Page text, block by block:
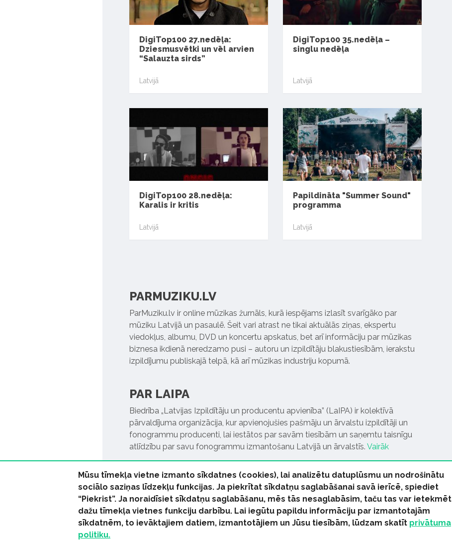
DigiTop100 27.nedēļa:
Dziesmusvētki un vēl arvien
“Salauzta sirds”
Latvijā
DigiTop100 35.nedēļa –
singlu nedēļa
Latvijā
DigiTop100 28.nedēļa:
Karalis ir kritis
Latvijā
Papildināta "Summer Sound"
programma
Latvijā
PARMUZIKU.LV
ParMuziku.lv ir online mūzikas žurnāls, kurā iespējams izlasīt svarīgāko par
mūziku Latvijā un pasaulē. Šeit vari atrast ne tikai aktuālās ziņas, ekspertu
viedokļus, albumu, DVD un koncertu apskatus, bet arī informāciju par mūzikas
biznesa ikdienā neredzamo pusi – autoru un izpildītāju blakustiesībām, ierakstu
izpildījumu publiskajā telpā, kā arī mūzikas industriju kopumā.
PAR LAIPA
Biedrība „Latvijas Izpildītāju un producentu apvienība” (LaIPA) ir kolektīvā
pārvaldījuma organizācija, kur apvienojušies pašmāju un ārvalstu izpildītāji un
fonogrammu producenti, lai iestātos par savām tiesībām un saņemtu taisnīgu
atlīdzību par savu fonogrammu izmantošanu Latvijā un ārvalstīs. Vairāk
© 2026 parmuziku.lv, visas tiesības paturētas
Mūsu tīmekļa vietne izmanto sīkdatnes (cookies), lai analizētu datuplūsmu un nodrošinātu
sociālo saziņas līdzekļu funkcijas. Ja piekrītat sīkdatņu saglabāšanai savā ierīcē, spiediet
“Piekrist”. Ja noraidīsiet sīkdatņu saglabāšanu, mēs tās nesaglabāsim, taču tas var ietekmēt
dažu tīmekļa vietnes funkciju darbību. Lai iegūtu papildu informāciju par izmantotajām
sīkdatnēm, to ievāktajiem datiem, izmantotājiem un Jūsu tiesībām, lūdzam skatīt privātuma
politiku.